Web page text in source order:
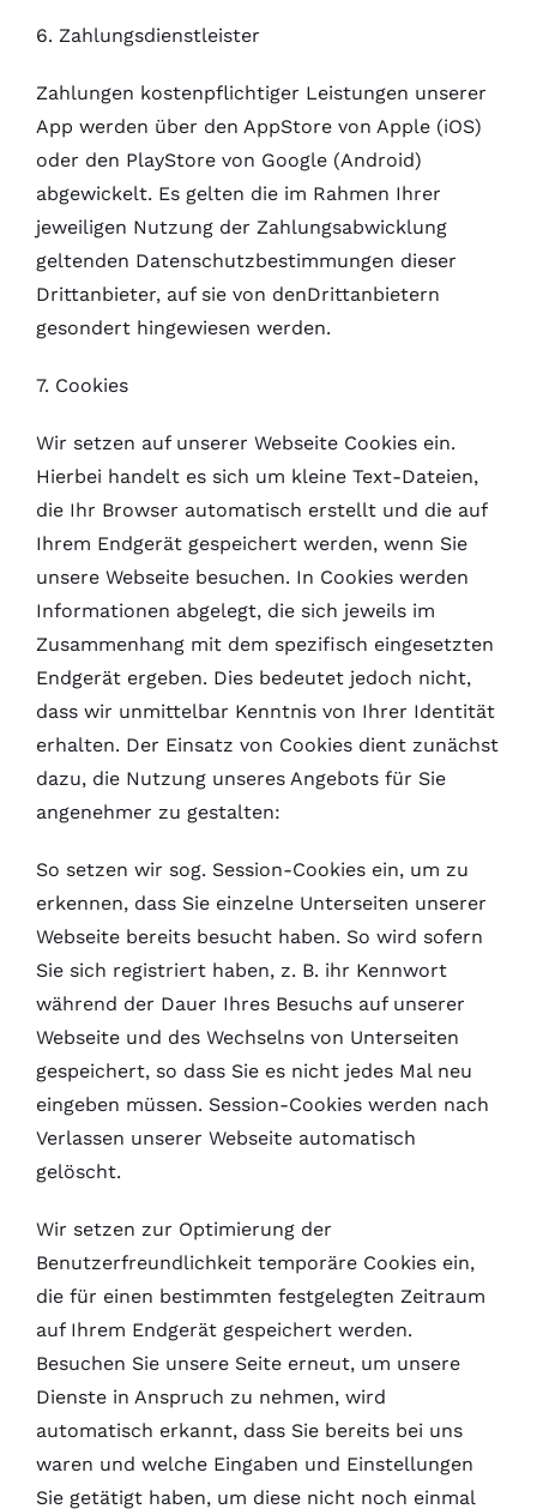
6. Zahlungsdienstleister
Zahlungen kostenpflichtiger Leistungen unserer
App werden über den AppStore von Apple (iOS)
oder den PlayStore von Google (Android)
abgewickelt. Es gelten die im Rahmen Ihrer
jeweiligen Nutzung der Zahlungsabwicklung
geltenden Datenschutzbestimmungen dieser
Drittanbieter, auf sie von denDrittanbietern
gesondert hingewiesen werden.
7. Cookies
Wir setzen auf unserer Webseite Cookies ein.
Hierbei handelt es sich um kleine Text-Dateien,
die Ihr Browser automatisch erstellt und die auf
Ihrem Endgerät gespeichert werden, wenn Sie
unsere Webseite besuchen. In Cookies werden
Informationen abgelegt, die sich jeweils im
Zusammenhang mit dem spezifisch eingesetzten
Endgerät ergeben. Dies bedeutet jedoch nicht,
dass wir unmittelbar Kenntnis von Ihrer Identität
erhalten. Der Einsatz von Cookies dient zunächst
dazu, die Nutzung unseres Angebots für Sie
angenehmer zu gestalten:
So setzen wir sog. Session-Cookies ein, um zu
erkennen, dass Sie einzelne Unterseiten unserer
Webseite bereits besucht haben. So wird sofern
Sie sich registriert haben, z. B. ihr Kennwort
während der Dauer Ihres Besuchs auf unserer
Webseite und des Wechselns von Unterseiten
gespeichert, so dass Sie es nicht jedes Mal neu
eingeben müssen. Session-Cookies werden nach
Verlassen unserer Webseite automatisch
gelöscht.
Wir setzen zur Optimierung der
Benutzerfreundlichkeit temporäre Cookies ein,
die für einen bestimmten festgelegten Zeitraum
auf Ihrem Endgerät gespeichert werden.
Besuchen Sie unsere Seite erneut, um unsere
Dienste in Anspruch zu nehmen, wird
automatisch erkannt, dass Sie bereits bei uns
waren und welche Eingaben und Einstellungen
Sie getätigt haben, um diese nicht noch einmal